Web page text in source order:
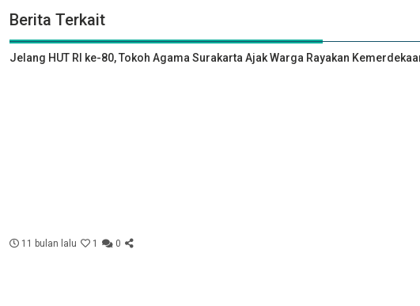
Berita Terkait
Jelang HUT RI ke-80, Tokoh Agama Surakarta Ajak Warga Rayakan
11 bulan lalu 1 0